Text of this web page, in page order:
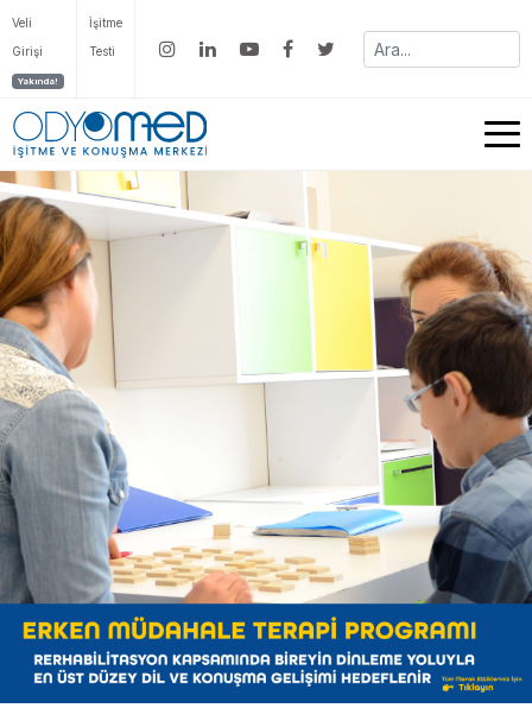
Veli
Girişi
Yakında!
İşitme
Testi